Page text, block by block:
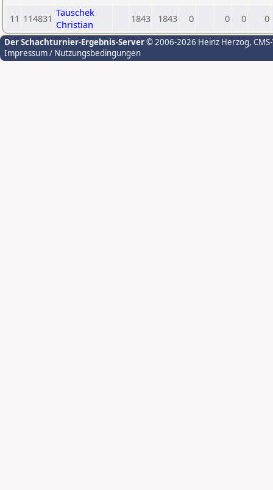
11 114831 Tauschek
Christian
1843 1843 0 0 0 0
Der Schachturnier-Ergebnis-Server© 2006-2026 Heinz Herzog,
Impressum / Nutzungsbedingungen